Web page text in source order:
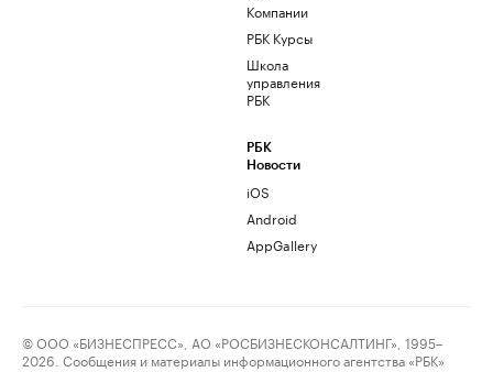
Компании
РБК Курсы
Школа
управления
РБК
РБК
Новости
iOS
Android
AppGallery
© ООО «БИЗНЕСПРЕСС», АО «РОСБИЗНЕСКОНСАЛТИНГ», 1995–
2026. Сообщения и материалы информационного агентства «РБК»